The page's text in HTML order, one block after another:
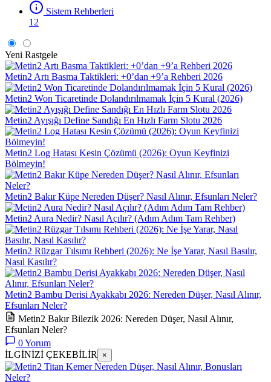
Sistem Rehberleri
12
Yeni Rastgele
Metin2 Artı Basma Taktikleri: +0’dan +9’a Rehberi 2026
Metin2 Won Ticaretinde Dolandırılmamak İçin 5 Kural (2026)
Metin2 Ayışığı Define Sandığı En Hızlı Farm Slotu 2026
Metin2 Log Hatası Kesin Çözümü (2026): Oyun Keyfinizi
Bölmeyin!
Metin2 Bakır Küpe Nereden Düşer? Nasıl Alınır, Efsunları Neler?
Metin2 Aura Nedir? Nasıl Açılır? (Adım Adım Tam Rehber)
Metin2 Rüzgar Tılsımı Rehberi (2026): Ne İşe Yarar, Nasıl Basılır,
Nasıl Kasılır?
Metin2 Bambu Derisi Ayakkabı 2026: Nereden Düşer, Nasıl Alınır,
Efsunları Neler?
Metin2 Bakır Bilezik 2026: Nereden Düşer, Nasıl Alınır,
Efsunları Neler?
0Yorum
İLGİNİZİ ÇEKEBİLİR
×